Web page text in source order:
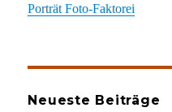
Porträt Foto-Faktorei
Neueste Beiträge